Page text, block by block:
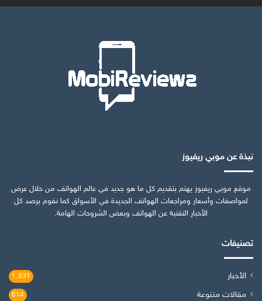
نبذة عن موبي ريفيوز
موقع موبي ريفيوز يهتم بتقديم كل ما هو جديد في عالم الهواتف من خلال عرض
لمواصفات وأسعار ومراجعات الهواتف الجديدة في الأسواق كما نقوم برصد كل
الأخبار التقنية عن الهواتف وبعض الشروحات الهامة.
تصنيفات
الأخبار 1٬931
مقالات متنوعة 614